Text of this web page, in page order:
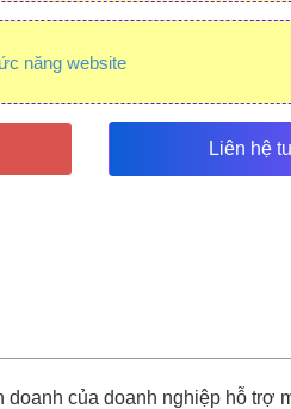
năng website
Liên hệ
của doanh nghiệp hỗ trợ